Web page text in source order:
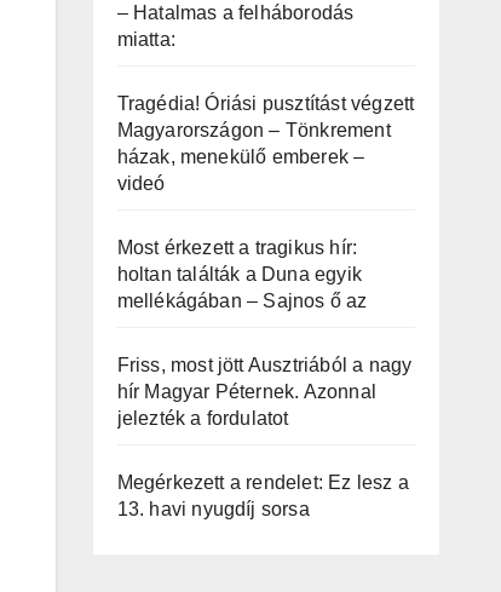
– Hatalmas a felháborodás
miatta:
Tragédia! Óriási pusztítást végzett
Magyarországon – Tönkrement
házak, menekülő emberek –
videó
Most érkezett a tragikus hír:
holtan találták a Duna egyik
mellékágában – Sajnos ő az
Friss, most jött Ausztriából a nagy
hír Magyar Péternek. Azonnal
jelezték a fordulatot
Megérkezett a rendelet: Ez lesz a
13. havi nyugdíj sorsa